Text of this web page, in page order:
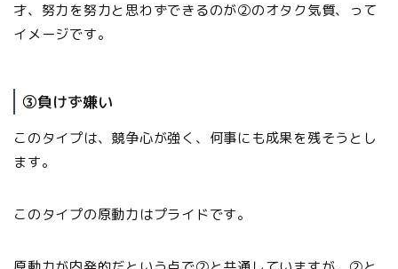
才、努力を努力と思わずできるのが②のオタク気質、って
イメージです。
③負けず嫌い
このタイプは、競争心が強く、何事にも成果を残そうとし
ます。
このタイプの原動力はプライドです。